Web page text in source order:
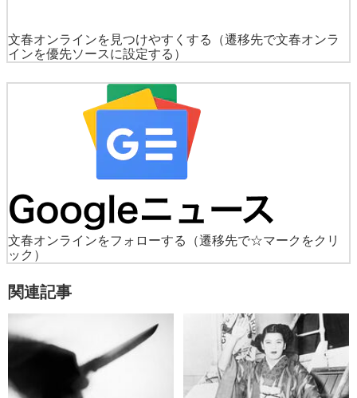
文春オンラインを見つけやすくする
（遷移先で文春オンラ
インを優先ソースに設定する）
文春オンラインをフォローする
（遷移先で☆マークをクリ
ック）
関連記事